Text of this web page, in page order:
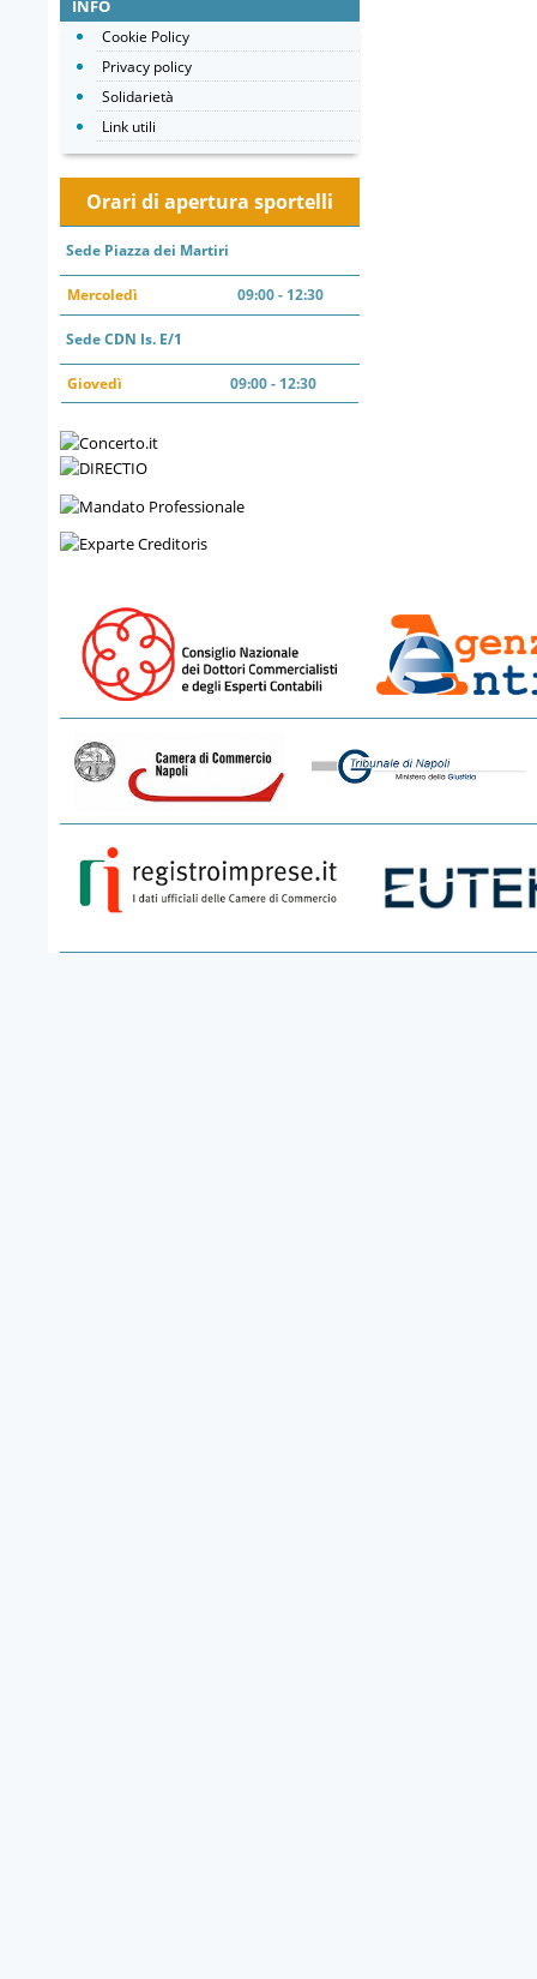
INFO
Cookie Policy
Privacy policy
Solidarietà
Link utili
Orari di apertura sportelli
Sede Piazza dei Martiri
Mercoledì 09:00 - 12:30
Sede CDN Is. E/1
Giovedì 09:00 - 12:30